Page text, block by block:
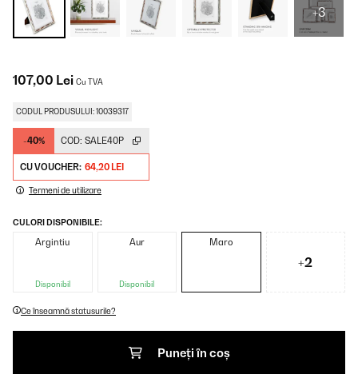
+3
107,00 Lei Cu TVA
CODUL PRODUSULUI: 10039317
-40% COD: SALE40P
CU VOUCHER: 64,20 LEI
Termeni de utilizare
CULORI DISPONIBILE:
Argintiu
Disponibil
Aur
Disponibil
Maro
+2
Ce înseamnă statusurile?
Puneți în coș